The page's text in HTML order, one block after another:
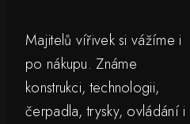
Majitelů vířivek si vážíme i
po nákupu. Známe
konstrukci, technologii,
čerpadla, trysky, ovládání i